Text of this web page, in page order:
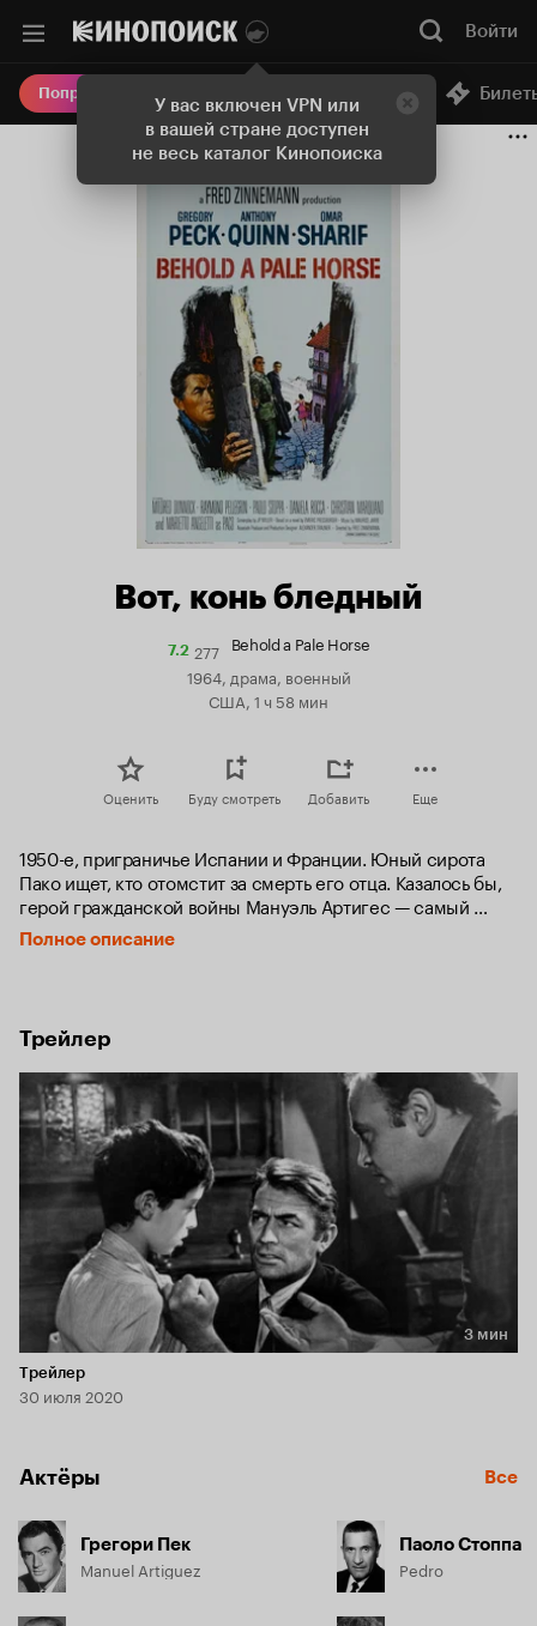
У вас включен VPN или
в вашей стране доступен
не весь каталог Кинопоиска
Войти
Попробовать Плюс Онлайн-кинотеатр
Вот, конь бледный
7.2Рейтинг
Кинопоиска
277 Behold a Pale Horse
1964, драма, военный
США, 1 ч 58 мин
Оценить Буду смотреть Добавить Еще
1950-е, приграничье Испании и Франции. Юный сирота
Пако ищет, кто отомстит за смерть его отца. Казалось бы,
герой гражданской войны Мануэль Артигес — самый
подходящий кандидат для такого дела.
Полное описание
Трейлер
Длительность 3 мин
3 мин
Трейлер
30 июля 2020
Актёры Все
Грегори Пек
Manuel Artiguez
Паоло Стоппа
Pedro